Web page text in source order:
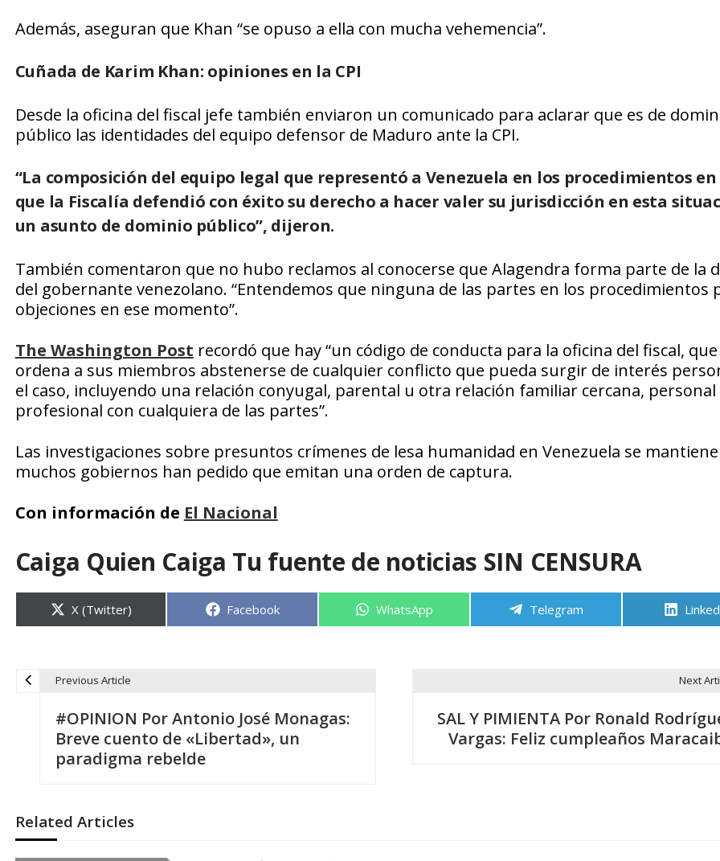
Además, aseguran que Khan “se opuso a ella con mucha vehemencia”.
Cuñada de Karim Khan: opiniones en la CPI
Desde la oficina del fiscal jefe también enviaron un comunicado para aclarar que es de
público las identidades del equipo defensor de Maduro ante la CPI.
“La composición del equipo legal que representó a Venezuela en los procedimientos en
que la Fiscalía defendió con éxito su derecho a hacer valer su jurisdicción en esta
un asunto de dominio público”, dijeron.
También comentaron que no hubo reclamos al conocerse que Alagendra forma parte de la
del gobernante venezolano. “Entendemos que ninguna de las partes en los procedimientos
objeciones en ese momento”.
The Washington Post recordó que hay “un código de conducta para la oficina del fiscal, que
ordena a sus miembros abstenerse de cualquier conflicto que pueda surgir de interés
el caso, incluyendo una relación conyugal, parental u otra relación familiar cercana, personal
profesional con cualquiera de las partes”.
Las investigaciones sobre presuntos crímenes de lesa humanidad en Venezuela se
muchos gobiernos han pedido que emitan una orden de captura.
Con información de El Nacional
Caiga Quien Caiga Tu fuente de noticias SIN CENSURA
Compartir
en
X (Twitter) Compartir
Facebook Compartir
WhatsApp Compartir
Telegram
e
Previous Article
#OPINION Por Antonio José Monagas:
Breve cuento de «Libertad», un
paradigma rebelde
Next
SAL Y PIMIENTA Por Ronald
Vargas: Feliz cumpleaños
Related Articles